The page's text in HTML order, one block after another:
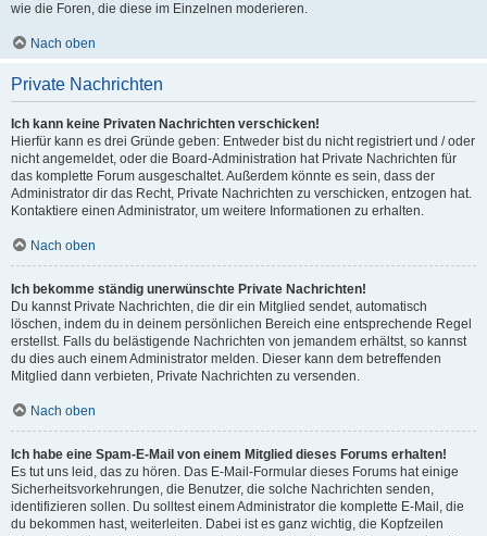
wie die Foren, die diese im Einzelnen moderieren.
Nach oben
Private Nachrichten
Ich kann keine Privaten Nachrichten verschicken!
Hierfür kann es drei Gründe geben: Entweder bist du nicht registriert und / oder
nicht angemeldet, oder die Board-Administration hat Private Nachrichten für
das komplette Forum ausgeschaltet. Außerdem könnte es sein, dass der
Administrator dir das Recht, Private Nachrichten zu verschicken, entzogen hat.
Kontaktiere einen Administrator, um weitere Informationen zu erhalten.
Nach oben
Ich bekomme ständig unerwünschte Private Nachrichten!
Du kannst Private Nachrichten, die dir ein Mitglied sendet, automatisch
löschen, indem du in deinem persönlichen Bereich eine entsprechende Regel
erstellst. Falls du belästigende Nachrichten von jemandem erhältst, so kannst
du dies auch einem Administrator melden. Dieser kann dem betreffenden
Mitglied dann verbieten, Private Nachrichten zu versenden.
Nach oben
Ich habe eine Spam-E-Mail von einem Mitglied dieses Forums erhalten!
Es tut uns leid, das zu hören. Das E-Mail-Formular dieses Forums hat einige
Sicherheitsvorkehrungen, die Benutzer, die solche Nachrichten senden,
identifizieren sollen. Du solltest einem Administrator die komplette E-Mail, die
du bekommen hast, weiterleiten. Dabei ist es ganz wichtig, die Kopfzeilen